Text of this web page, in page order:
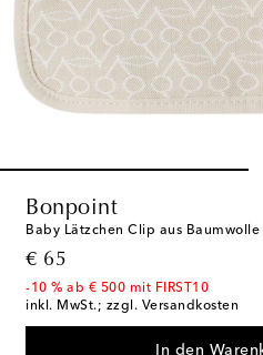
Bonpoint
Baby Lätzchen Clip aus Baumwolle
€ 65
original price
-10 % ab € 500 mit FIRST10
inkl. MwSt.; zzgl. Versandkosten
In den